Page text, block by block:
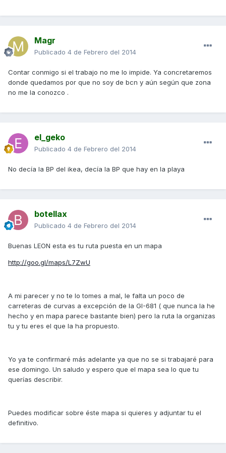
Magr
Publicado 4 de Febrero del 2014
Contar conmigo si el trabajo no me lo impide. Ya concretaremos
donde quedamos por que no soy de bcn y aún según que zona
no me la conozco .
el_geko
Publicado 4 de Febrero del 2014
No decía la BP del ikea, decía la BP que hay en la playa
botellax
Publicado 4 de Febrero del 2014
Buenas LEON esta es tu ruta puesta en un mapa
http://goo.gl/maps/L7ZwU
A mi parecer y no te lo tomes a mal, le falta un poco de
carreteras de curvas a excepción de la GI-681 ( que nunca la he
hecho y en mapa parece bastante bien) pero la ruta la organizas
tu y tu eres el que la ha propuesto.
Yo ya te confirmaré más adelante ya que no se si trabajaré para
ese domingo. Un saludo y espero que el mapa sea lo que tu
querías describir.
Puedes modificar sobre éste mapa si quieres y adjuntar tu el
definitivo.